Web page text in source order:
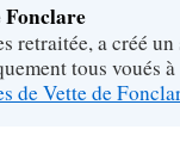
Fonclare
retraitée, a créé
tous voués
de Vette de